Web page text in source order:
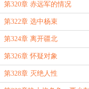
第320章 赤远军的情况
第322章 选中杨束
第324章 离开疆北
第326章 怀疑对象
第328章 灭绝人性